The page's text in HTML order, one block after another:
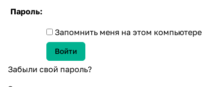
Пароль:
Запомнить меня на этом компьютере
Забыли свой пароль?